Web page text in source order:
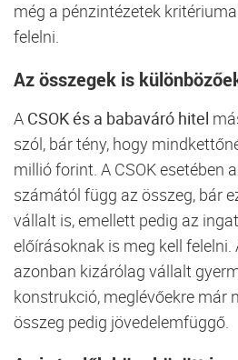
még a pénzintézetek
felelni.
Az összegek is
A CSOK és a babaváró hitel
szól, bár tény, hogy
millió forint. A CSOK esetében
számától függ az összeg, bár
vállalt is, emellett pedig az
előírásoknak is meg kell
azonban kizárólag vállalt
konstrukció, meglévőekre már
összeg pedig jövedelemfüggő.